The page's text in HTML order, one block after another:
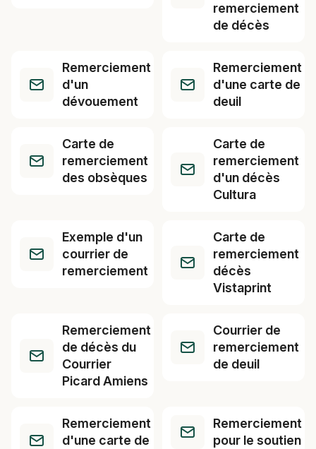
remerciement
de décès
Remerciement
d'un
dévouement
Remerciement
d'une carte de
deuil
Carte de
remerciement
des obsèques
Carte de
remerciement
d'un décès
Cultura
Exemple d'un
courrier de
remerciement
Carte de
remerciement
décès
Vistaprint
Remerciement
de décès du
Courrier
Picard Amiens
Courrier de
remerciement
de deuil
Remerciement
d'une carte de
Remerciement
pour le soutien